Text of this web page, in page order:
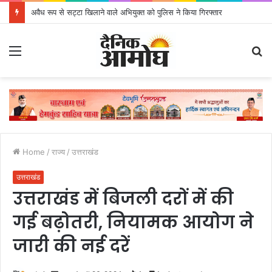
अवैध रूप से सट्टा खिलाने वाले अभियुक्त को पुलिस ने किया गिरफ्तार
Home / राज्य / उत्तराखंड
उत्तराखंड
उत्तराखंड में बिजली दरों में की
गई बढ़ोतरी, नियामक आयोग ने
जारी की नई दरें